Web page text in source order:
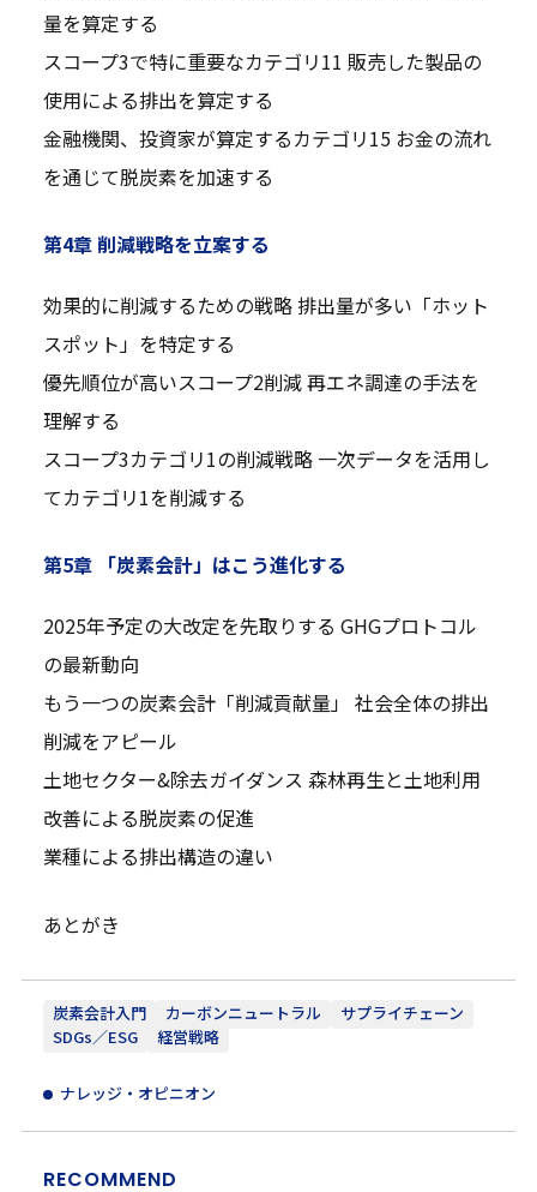
炭素会計入門 カーボンニュートラル
サプライチェーン
SDGs／ESG
経営戦略
ナレッジ・オピニオン
RECOMMEND
量を算定する
スコープ3で特に重要なカテゴリ11 販売した製品の
使用による排出を算定する
金融機関、投資家が算定するカテゴリ15 お金の流れ
を通じて脱炭素を加速する
第4章 削減戦略を立案する
効果的に削減するための戦略 排出量が多い「ホット
スポット」を特定する
優先順位が高いスコープ2削減 再エネ調達の手法を
理解する
スコープ3カテゴリ1の削減戦略 一次データを活用し
てカテゴリ1を削減する
第5章 「炭素会計」はこう進化する
2025年予定の大改定を先取りする GHGプロトコル
の最新動向
もう一つの炭素会計「削減貢献量」 社会全体の排出
削減をアピール
土地セクター&除去ガイダンス 森林再生と土地利用
改善による脱炭素の促進
業種による排出構造の違い
あとがき